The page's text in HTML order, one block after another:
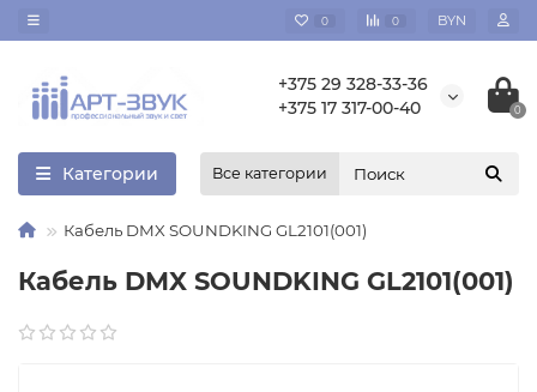
0 0 BYN
+375 29 328-33-36
+375 17 317-00-40
0
Категории Все категории
Кабель DMX SOUNDKING GL2101(001)
Кабель DMX SOUNDKING GL2101(001)